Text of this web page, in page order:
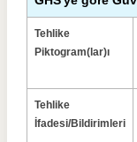
Tehlike
Piktogram(lar)ı
Tehlike
İfadesi/Bildirimleri